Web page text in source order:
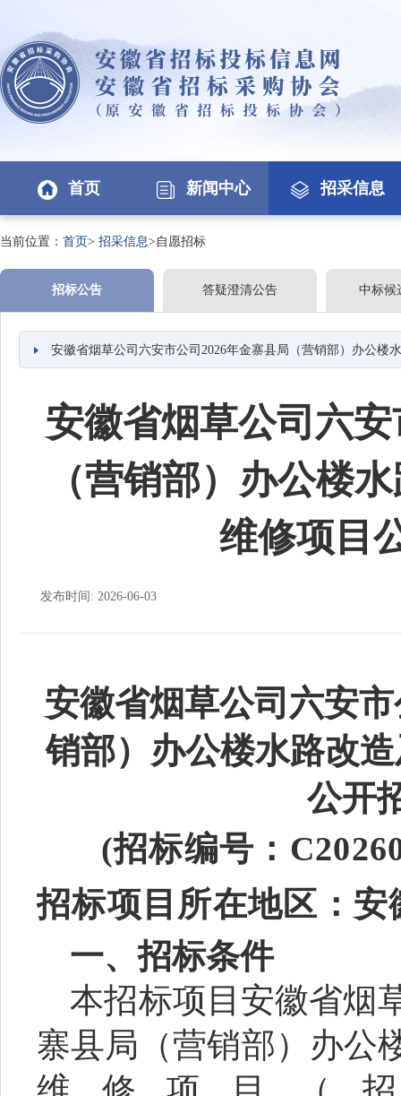
首页 新闻中心 招采信息
当前位置： 首页> 招采信息>自愿招标
招标公告 答疑澄清公告 中标候
安徽省烟草公司六安市公司2026年金寨县局（营销部）办公楼水路
安徽省烟草公司六
（营销部）办公楼
维修项目
发布时间: 2026-06-03
安徽省烟草公司六安
销部）办公楼水路改
公开
(招标编号：
招标项目所在地区：安
一、招标条件
本招标项目 安徽省烟
寨县局（营销部）办公